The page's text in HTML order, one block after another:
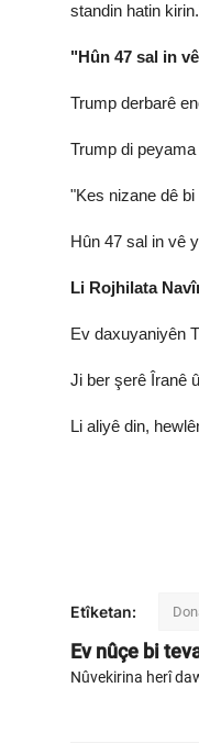
standin hatin
"Hûn 47 sal in
Trump derbarê
Trump di
"Kes nizane dê
Hûn 47 sal in vê
Li Rojhilata
Ev daxuyaniyên
Ji ber şerê Îranê
Li aliyê din,
Etîketan:
Ev nûçe bi
Nûvekirina herî